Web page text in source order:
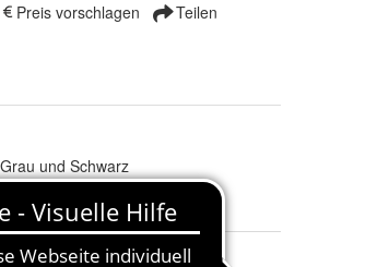
Preis vorschlagen Teilen
Blau, Grau und Schwarz
37, 38, 39, 40, 41, 42, 43, 44 und 45